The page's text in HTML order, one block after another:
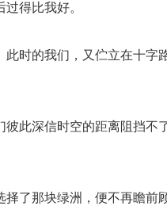
得比我好。
时的我们，又伫立在十字
此深信时空的距离阻挡不
了那块绿洲，便不再瞻前